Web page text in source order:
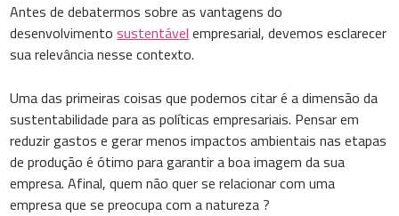
Antes de debatermos sobre as vantagens do
desenvolvimentosustentável empresarial, devemos esclarecer
sua relevância nesse contexto.
Uma das primeiras coisas que podemos citar é a dimensão da
sustentabilidade para as políticas empresariais. Pensar em
reduzir gastos e gerar menos impactos ambientais nas etapas
de produção é ótimo para garantir a boa imagem da sua
empresa. Afinal, quem não quer se relacionar com uma
empresa que se preocupa com a natureza ?